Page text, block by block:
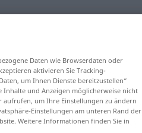
Daten wie Browserdaten oder
aktivieren Sie Tracking-
um Ihnen Dienste bereitzustellen“
Inhalte und Anzeigen möglicherweise nicht
aufrufen, um Ihre Einstellungen zu ändern
Einstellungen am unteren Rand der
Weitere Informationen finden Sie in